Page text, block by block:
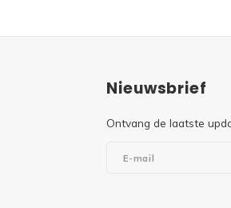
Nieuwsbrief
Ontvang de laatste